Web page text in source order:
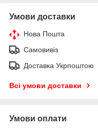
Умови доставки
Нова Пошта
Самовивіз
Доставка Укрпоштою
Всі умови доставки
Умови оплати